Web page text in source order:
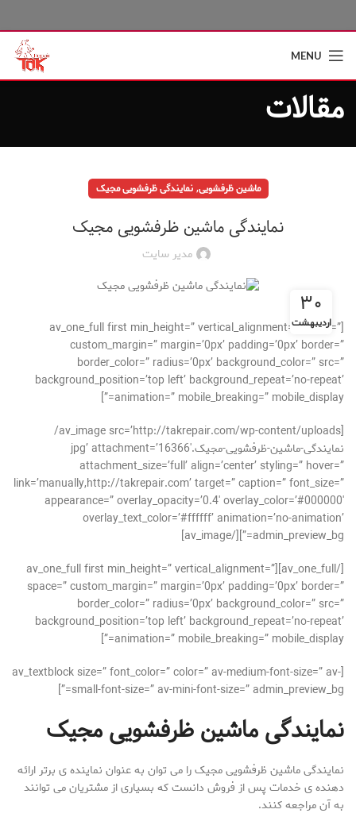
MENU
مقالات
ماشین ظرفشویی,نمایندگی ظرفشویی مجیک
نمایندگی ماشین ظرفشویی مجیک
مدیر سایت
۳۰
اردیبهشت
[av_one_full first min_height=” vertical_alignment=” space=”
custom_margin=” margin=’0px’ padding=’0px’ border=”
border_color=” radius=’0px’ background_color=” src=”
background_position=’top left’ background_repeat=’no-repeat’
animation=” mobile_breaking=” mobile_display=”]
[av_image src=’http://takrepair.com/wp-content/uploads/
نمایندگی-ماشین-ظرفشویی-مجیک.jpg’ attachment=’16366′
attachment_size=’full’ align=’center’ styling=” hover=”
link=’manually,http://takrepair.com’ target=” caption=” font_size=”
appearance=” overlay_opacity=’0.4′ overlay_color=’#000000′
overlay_text_color=’#ffffff’ animation=’no-animation’
admin_preview_bg=”][/av_image]
[/av_one_full][av_one_full first min_height=” vertical_alignment=”
space=” custom_margin=” margin=’0px’ padding=’0px’ border=”
border_color=” radius=’0px’ background_color=” src=”
background_position=’top left’ background_repeat=’no-repeat’
animation=” mobile_breaking=” mobile_display=”]
[av_textblock size=” font_color=” color=” av-medium-font-size=” av-
small-font-size=” av-mini-font-size=” admin_preview_bg=”]
نمایندگی ماشین ظرفشویی مجیک
نمایندگی ماشین ظرفشویی مجیک را می توان به عنوان نماینده ی برتر ارائه
دهنده ی خدمات پس از فروش دانست که بسیاری از مشتریان می توانند
به آن مراجعه کنند.